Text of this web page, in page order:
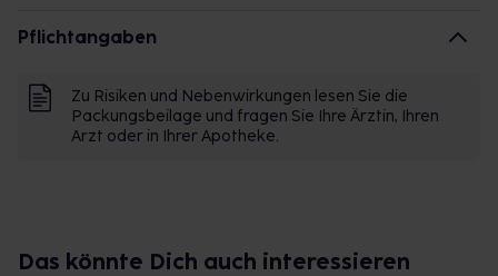
Pflichtangaben
Zu Risiken und Nebenwirkungen lesen Sie die
Packungsbeilage und fragen Sie Ihre Ärztin, Ihren
Arzt oder in Ihrer Apotheke.
Das könnte Dich auch interessieren